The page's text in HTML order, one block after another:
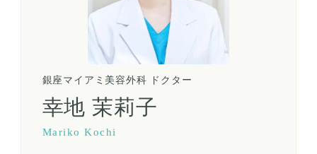
銀座マイアミ美容外科 ドクター
幸地 茉莉子
Mariko Kochi